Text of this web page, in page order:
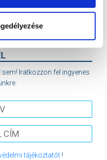
UFC
Iratkozzon fel ingyenes
tájékoztatót!